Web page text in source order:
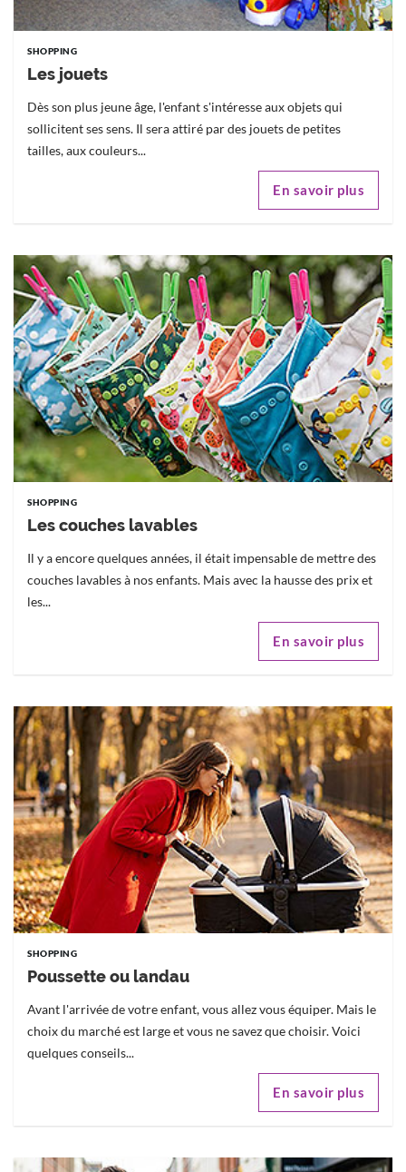
SHOPPING
Les jouets
Dès son plus jeune âge, l'enfant s'intéresse aux objets qui
sollicitent ses sens. Il sera attiré par des jouets de petites
tailles, aux couleurs...
En savoir plus
SHOPPING
Les couches lavables
Il y a encore quelques années, il était impensable de mettre des
couches lavables à nos enfants. Mais avec la hausse des prix et
les...
En savoir plus
SHOPPING
Poussette ou landau
Avant l'arrivée de votre enfant, vous allez vous équiper. Mais le
choix du marché est large et vous ne savez que choisir. Voici
quelques conseils...
En savoir plus